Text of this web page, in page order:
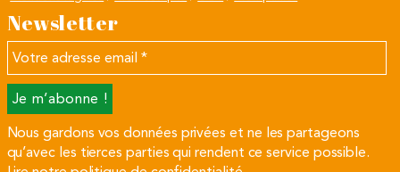
Newsletter
Votre
email
Nous gardons vos données privées et ne les partageons
qu’avec les tierces parties qui rendent ce service possible.